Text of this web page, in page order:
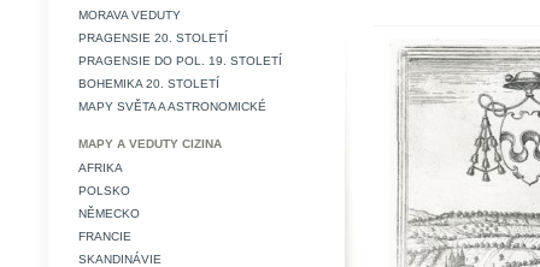
MORAVA VEDUTY
PRAGENSIE 20. STOLETÍ
PRAGENSIE DO POL. 19. STOLETÍ
BOHEMIKA 20. STOLETÍ
MAPY SVĚTA A ASTRONOMICKÉ
MAPY A VEDUTY CIZINA
AFRIKA
POLSKO
NĚMECKO
FRANCIE
SKANDINÁVIE